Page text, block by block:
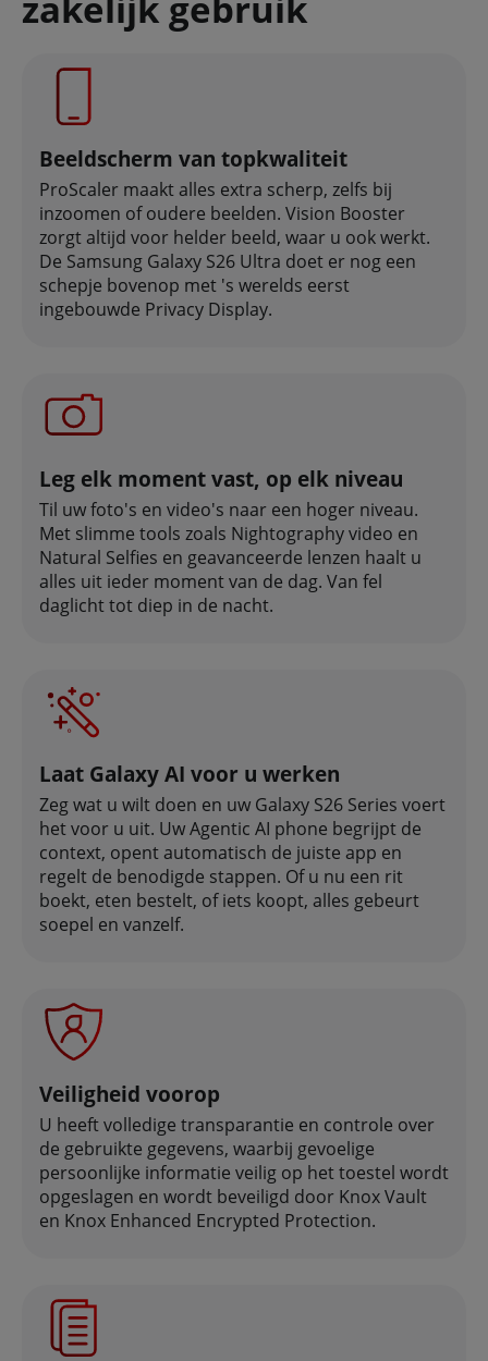
Beeldscherm van topkwaliteit
ProScaler maakt alles extra scherp, zelfs bij
inzoomen of oudere beelden. Vision Booster
zorgt altijd voor helder beeld, waar u ook werkt.
De Samsung Galaxy S26 Ultra doet er nog een
schepje bovenop met 's werelds eerst
ingebouwde Privacy Display.
Leg elk moment vast, op elk niveau
Til uw foto's en video's naar een hoger niveau.
Met slimme tools zoals Nightography video en
Natural Selfies en geavanceerde lenzen haalt u
alles uit ieder moment van de dag. Van fel
daglicht tot diep in de nacht.
Laat Galaxy AI voor u werken
Zeg wat u wilt doen en uw Galaxy S26 Series voert
het voor u uit. Uw Agentic AI phone begrijpt de
context, opent automatisch de juiste app en
regelt de benodigde stappen. Of u nu een rit
boekt, eten bestelt, of iets koopt, alles gebeurt
soepel en vanzelf.
Veiligheid voorop
U heeft volledige transparantie en controle over
de gebruikte gegevens, waarbij gevoelige
persoonlijke informatie veilig op het toestel wordt
opgeslagen en wordt beveiligd door Knox Vault
en Knox Enhanced Encrypted Protection.